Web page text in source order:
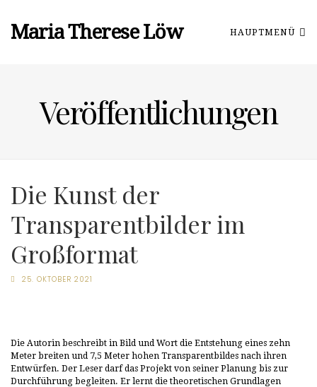
Maria Therese Löw HAUPTMENÜ
Veröffentlichungen
Die Kunst der
Transparentbilder im
Großformat
25. OKTOBER 2021
Die Autorin beschreibt in Bild und Wort die Entstehung eines zehn
Meter breiten und 7,5 Meter hohen Transparentbildes nach ihren
Entwürfen. Der Leser darf das Projekt von seiner Planung bis zur
Durchführung begleiten. Er lernt die theoretischen Grundlagen